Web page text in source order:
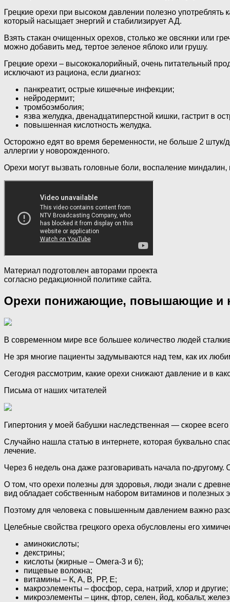
Грецкие орехи при высоком давлении полезно
который насыщает энергий и стабилизирует АД.
Взять стакан очищенных орехов, столько же овсянки или
можно добавить мед, тертое зеленое яблоко или грушу.
Грецкие орехи – высококалорийный, очень питательный
исключают из рациона, если диагноз:
панкреатит, острые кишечные инфекции;
нейродермит;
тромбоэмболия;
язва желудка, двенадцатиперстной кишки, гастрит в
повышенная кислотность желудка.
Осторожно едят во время беременности, не больше 2 штук/
аллергии у новорожденного.
Орехи могут вызвать головные боли, воспаление
Материал подготовлен авторами проекта
согласно редакционной политике сайта.
Орехи понижающие, повышающие и
В современном мире все большее количество людей
Не зря многие пациенты задумываются над тем, как их
Сегодня рассмотрим, какие орехи снижают давление и в
Письма от наших читателей
Гипертония у моей бабушки наследственная — скорее
Случайно нашла статью в интернете, которая буквально
лечение.
Через 6 недель она даже разговаривать начала по-
О том, что орехи полезны для здоровья, люди знали с
вид обладает собственным набором витаминов и полезных
Поэтому для человека с повышенным давлением важно
Целебные свойства грецкого ореха обусловлены его
аминокислоты;
декстрины;
кислоты (жирные – Омега-3 и 6);
пищевые волокна;
витамины – К, А, В, РР, Е;
макроэлементы – фосфор, сера, натрий, хлор и другие;
микроэлементы – цинк, фтор, селен, йод, кобальт,